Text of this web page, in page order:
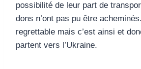
possibilité de leur part de
dons n’ont pas pu être
regrettable mais c’est ainsi et
partent vers l’Ukraine.